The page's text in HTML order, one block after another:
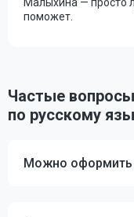
поможет.
Частые
по русскому
Можно оформить